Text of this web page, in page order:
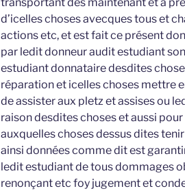
d’icelles choses avecques tous et
actions etc, et est fait ce présent
par ledit donneur audit estudiant
estudiant donnataire desdites
réparation et icelles choses mettre
de assister aux pletz et assises ou
raison desdites choses et aussi
auxquelles choses dessus dites
ainsi données comme dit est
ledit estudiant de tous dommages
renonçant etc foy jugement et